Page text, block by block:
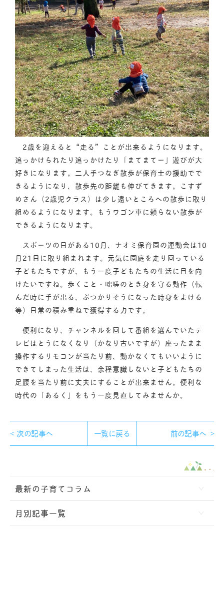
2歳を迎えると“走る”ことが出来るようになります。
追っかけられたり追っかけたり「まてまてー」遊びが大
好きになります。二人手つなぎ散歩が保育士の援助でで
きるようになり、散歩先の距離も伸びてきます。こすず
めさん（2歳児クラス）は少し遠いところへの散歩に取り
組めるようになります。もうワゴン車に頼らない散歩が
できるようになります。
スポーツの日がある10月、ナオミ保育園の運動会は10
月21日に取り組まれます。元気に園庭を走り回っている
子どもたちですが、もう一度子どもたちの生活に目を向
けたいですね。歩くこと・咄嗟のとき身を守る動作（転
んだ時に手が出る、ぶつかりそうになった時身をよける
等）日常の積み重ねで獲得する力です。
便利になり、チャンネルを回して番組を選んでいたテ
レビはとうになくなり（かなり古いですが）座ったまま
操作するリモコンが当たり前、動かなくてもいいように
できてしまった生活は、余程意識しないと子どもたちの
足腰を当たり前に丈夫にすることが出来ません。便利な
時代の「あるく」をもう一度見直してみませんか。
次の記事へ 一覧に戻る 前の記事へ
最新の子育てコラム
月別記事一覧